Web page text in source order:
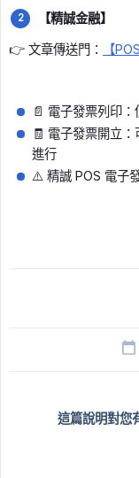
【精誠金融】
👉 文章傳送門： 【
📄 電子發票列印
🧾 電子發票開立
進行
⚠️ 精誠 POS 電子
這篇說明對您